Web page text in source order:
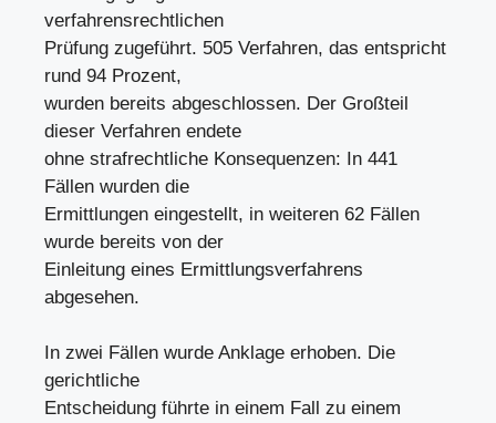
verfahrensrechtlichen
Prüfung zugeführt. 505 Verfahren, das entspricht
rund 94 Prozent,
wurden bereits abgeschlossen. Der Großteil
dieser Verfahren endete
ohne strafrechtliche Konsequenzen: In 441
Fällen wurden die
Ermittlungen eingestellt, in weiteren 62 Fällen
wurde bereits von der
Einleitung eines Ermittlungsverfahrens
abgesehen.
In zwei Fällen wurde Anklage erhoben. Die
gerichtliche
Entscheidung führte in einem Fall zu einem